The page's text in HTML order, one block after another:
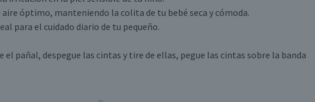
óptimo, manteniendo la colita de tu bebé seca y cómoda.
para el cuidado diario de tu pequeño.
el pañal, despegue las cintas y tire de ellas, pegue las cintas sobre la banda